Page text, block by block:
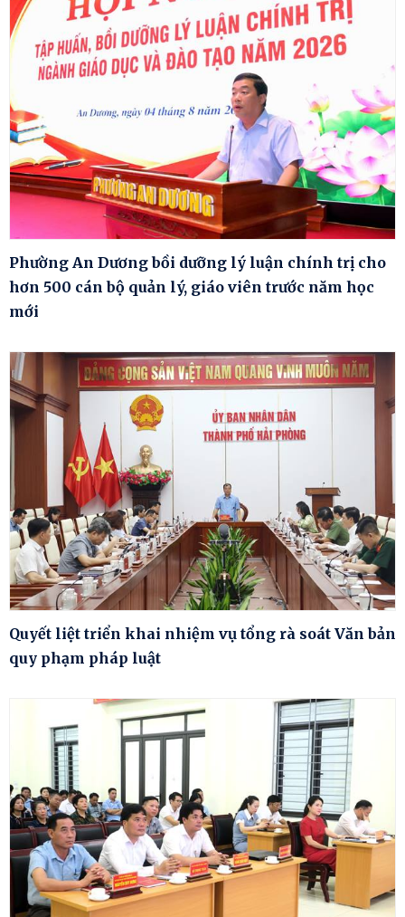
Phường An Dương bồi dưỡng lý luận chính trị cho
hơn 500 cán bộ quản lý, giáo viên trước năm học
mới
Quyết liệt triển khai nhiệm vụ tổng rà soát Văn bản
quy phạm pháp luật